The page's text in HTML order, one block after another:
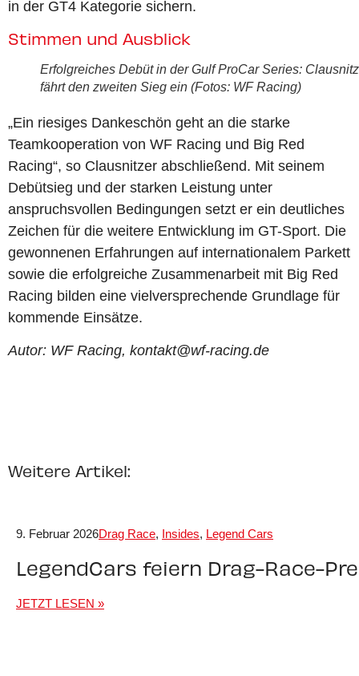
in der GT4 Kategorie sichern.
Stimmen und Ausblick
Erfolgreiches Debüt in der Gulf ProCar Series:
fährt den zweiten Sieg ein (Fotos: WF Racing)
„Ein riesiges Dankeschön geht an die starke
Teamkooperation von WF Racing und Big Red
Racing“, so Clausnitzer abschließend. Mit seinem
Debütsieg und der starken Leistung unter
anspruchsvollen Bedingungen setzt er ein deutliches
Zeichen für die weitere Entwicklung im GT-Sport. Die
gewonnenen Erfahrungen auf internationalem Parkett
sowie die erfolgreiche Zusammenarbeit mit Big Red
Racing bilden eine vielversprechende Grundlage für
kommende Einsätze.
Autor: WF Racing, kontakt@wf-racing.de
Weitere Artikel:
9. Februar 2026Drag Race, Insides, Legend Cars
LegendCars feiern Drag-Race-
JETZT LESEN »